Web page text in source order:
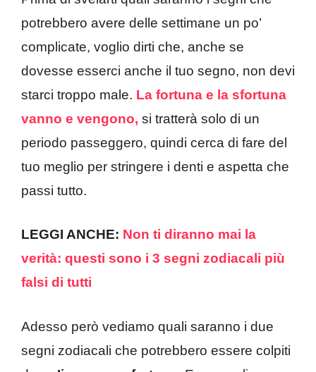
potrebbero avere delle settimane un po’
complicate, voglio dirti che, anche se
dovesse esserci anche il tuo segno, non devi
starci troppo male. La fortuna e la sfortuna
vanno e vengono, si tratterà solo di un
periodo passeggero, quindi cerca di fare del
tuo meglio per stringere i denti e aspetta che
passi tutto.
LEGGI ANCHE: Non ti diranno mai la
verità: questi sono i 3 segni zodiacali più
falsi di tutti
Adesso però vediamo quali saranno i due
segni zodiacali che potrebbero essere colpiti